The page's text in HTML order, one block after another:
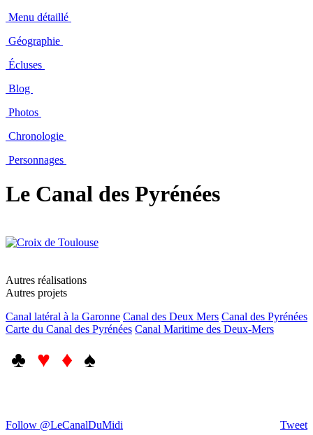
Menu détaillé
Géographie
Écluses
Blog
Photos
Chronologie
Personnages
Le Canal des Pyrénées
Autres réalisations
Autres projets
Canal latéral à la Garonne Canal des Deux Mers Canal des Pyrénées
Carte du Canal des Pyrénées Canal Maritime des Deux-Mers
♣ ♥ ♦ ♠
Tweet
Follow @LeCanalDuMidi